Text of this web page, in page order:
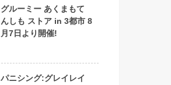
グルーミー あくまもて
んしも ストア in 3都市 8
月7日より開催!
パニシング:グレイレイ